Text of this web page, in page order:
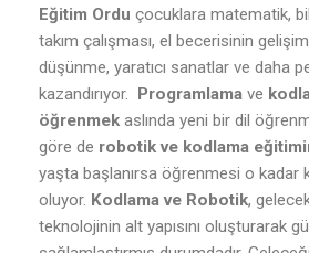
Eğitim Ordu çocuklara matematik,
takım çalışması, el becerisinin
düşünme, yaratıcı sanatlar ve daha
kazandırıyor.
Programlama ve
öğrenmek aslında yeni bir dil
göre de robotik ve kodlama
yaşta başlanırsa öğrenmesi o kadar
oluyor. Kodlama ve Robotik,
teknolojinin alt yapısını oluşturarak